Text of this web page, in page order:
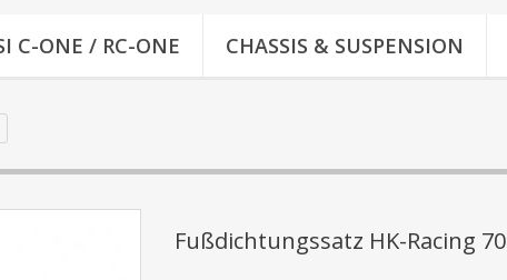
C-ONE / RC-ONE CHASSIS & SUSPENSION
Fußdichtungssatz HK-Racing 70